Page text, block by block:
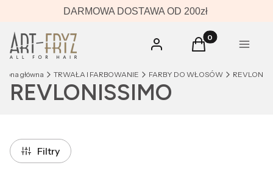
DARMOWA DOSTAWA OD 200zł
Zaloguj się Produkty w
Koszyk Menu
główna TRWAŁA I FARBOWANIE FARBY DO WŁOSÓW REVLON
REVLONISSIMO
Filtry